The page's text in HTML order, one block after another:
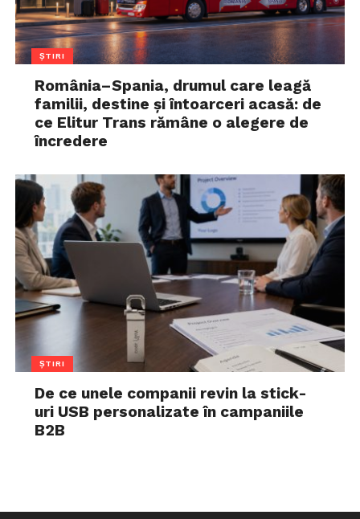
ȘTIRI
România–Spania, drumul care leagă
familii, destine și întoarceri acasă: de
ce Elitur Trans rămâne o alegere de
încredere
ȘTIRI
De ce unele companii revin la stick-
uri USB personalizate în campaniile
B2B